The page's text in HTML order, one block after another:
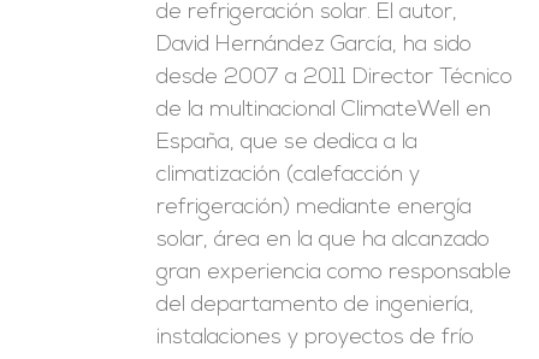
de refrigeración solar. El autor,
David Hernández García, ha sido
desde 2007 a 2011 Director Técnico
de la multinacional ClimateWell en
España, que se dedica a la
climatización (calefacción y
refrigeración) mediante energía
solar, área en la que ha alcanzado
gran experiencia como responsable
del departamento de ingeniería,
instalaciones y proyectos de frío